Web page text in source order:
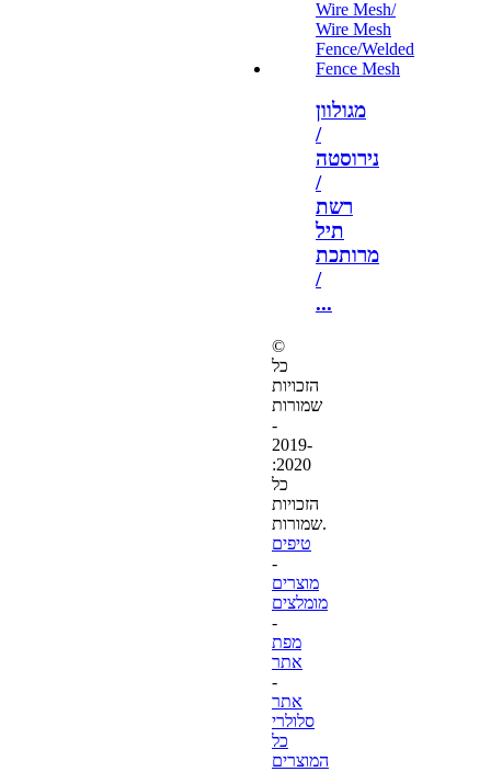
מגולוון
/
נירוסטה
/
רשת
תיל
מרותכת
/
...
©
כל
הזכויות
שמורות
-
2019-
2020:
כל
הזכויות
שמורות.
טיפים
-
מוצרים
מומלצים
-
מפת
אתר
-
אתר
סלולרי
כל
המוצרים